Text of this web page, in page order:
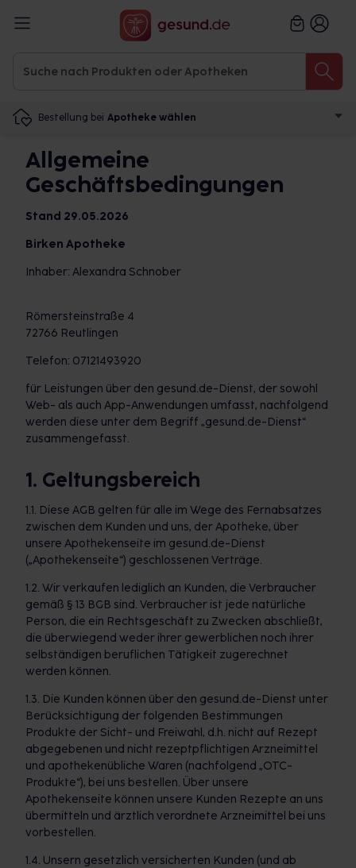
Bestellung bei Apotheke wählen
Allgemeine
Geschäftsbedingungen
Stand 29.05.2026
Birken Apotheke
Inhaber: Alexandra Schnober
Römersteinstraße 4
72766 Reutlingen
Telefon: 07121493920
für Leistungen über den gesund.de-Dienst, der sowohl
Web- als auch App-Anwendungen umfasst, nachfolgend
werden diese unter dem Begriff „gesund.de-Dienst“
zusammengefasst.
1. Geltungsbereich
1.1. Diese AGB gelten für alle im Wege des Fernabsatzes
zwischen dem Kunden und uns, der Apotheke, über
unsere Apothekenseite im gesund.de-Dienst
(„Apothekenseite“) geschlossenen Verträge.
1.2. Wir verkaufen lediglich an Kunden, die Verbraucher
gemäß § 13 BGB sind. Verbraucher ist jede natürliche
Person, die ein Rechtsgeschäft zu Zwecken abschließt,
die überwiegend weder ihrer gewerblichen noch ihrer
selbständigen beruflichen Tätigkeit zugerechnet
werden können.
1.3. Die Kunden können über den gesund.de-Dienst unter
Berücksichtigung der folgenden Bestimmungen
Produkte der Sicht- und Freiwahl, d.h. nicht auf Rezept
abgegebenen und nicht rezeptpflichtigen Arzneimittel
und apothekenübliche Waren (nachfolgend „OTC-
Produkte“), bei uns bestellen. Über unsere
Apothekenseite können unsere Kunden Rezepte an uns
übermitteln und ärztlich verordnete Arzneimittel bei uns
vorbestellen.
1.4. Unsern gesetzlich versicherten Kunden (und ab